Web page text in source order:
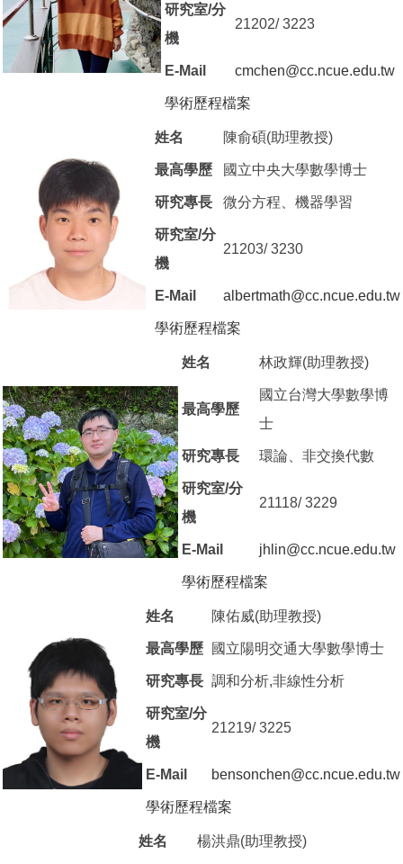
研究室/分
機
21202/ 3223
E-Mail cmchen@cc.ncue.edu.tw
學術歷程檔案
姓名 陳俞碩(助理教授)
最高學歷 國立中央大學數學博士
研究專長 微分方程、機器學習
研究室/分
機
21203/ 3230
E-Mail albertmath@cc.ncue.edu.tw
學術歷程檔案
姓名 林政輝(助理教授)
最高學歷
國立台灣大學數學博
士
研究專長 環論、非交換代數
研究室/分
機
21118/ 3229
E-Mail jhlin@cc.ncue.edu.tw
學術歷程檔案
姓名 陳佑威(助理教授)
最高學歷 國立陽明交通大學數學博士
研究專長 調和分析,非線性分析
研究室/分
機
21219/ 3225
E-Mail bensonchen@cc.ncue.edu.tw
學術歷程檔案
姓名 楊洪鼎(助理教授)